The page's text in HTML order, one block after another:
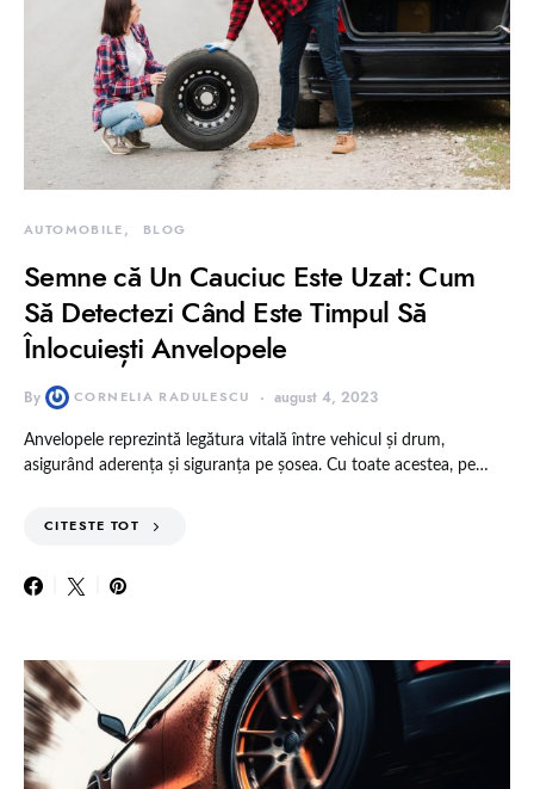
AUTOMOBILE BLOG
Semne că Un Cauciuc Este Uzat: Cum
Să Detectezi Când Este Timpul Să
Înlocuiești Anvelopele
By CORNELIA RADULESCU august 4, 2023
Anvelopele reprezintă legătura vitală între vehicul și drum,
asigurând aderența și siguranța pe șosea. Cu toate acestea, pe…
CITESTE TOT